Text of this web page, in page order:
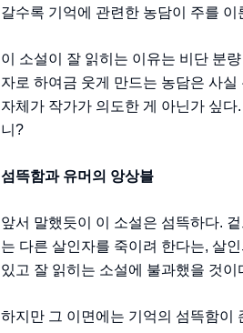
갈수록 기억에 관련한 농담이 주를 이
이 소설이 잘 읽히는 이유는 비단 분
자로 하여금 웃게 만드는 농담은 사
자체가 작가가 의도한 게 아닌가 싶
니?
섬뜩함과 유머의 앙상블
앞서 말했듯이 이 소설은 섬뜩하다.
는 다른 살인자를 죽이려 한다는, 살
있고 잘 읽히는 소설에 불과했을 것이
하지만 그 이면에는 기억의 섬뜩함이